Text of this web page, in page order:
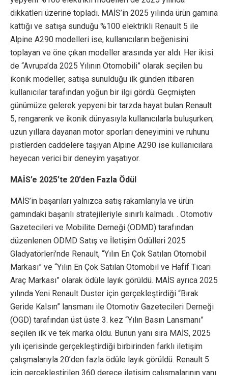
dikkatleri üzerine topladı. MAİS’in 2025 yılında ürün gamına
kattığı ve satışa sunduğu %100 elektrikli Renault 5 ile
Alpine A290 modelleri ise, kullanıcıların beğenisini
toplayan ve öne çıkan modeller arasında yer aldı. Her ikisi
de “Avrupa’da 2025 Yılının Otomobili” olarak seçilen bu
ikonik modeller, satışa sunulduğu ilk günden itibaren
kullanıcılar tarafından yoğun bir ilgi gördü. Geçmişten
günümüze gelerek yepyeni bir tarzda hayat bulan Renault
5, rengarenk ve ikonik dünyasıyla kullanıcılarla buluşurken;
uzun yıllara dayanan motor sporları deneyimini ve ruhunu
pistlerden caddelere taşıyan Alpine A290 ise kullanıcılara
heyecan verici bir deneyim yaşatıyor.
MAİS’e 2025’te 20’den Fazla Ödül
MAİS’in başarıları yalnızca satış rakamlarıyla ve ürün
gamındaki başarılı stratejileriyle sınırlı kalmadı. . Otomotiv
Gazetecileri ve Mobilite Derneği (ODMD) tarafından
düzenlenen ODMD Satış ve İletişim Ödülleri 2025
Gladyatörleri’nde Renault, “Yılın En Çok Satılan Otomobil
Markası” ve “Yılın En Çok Satılan Otomobil ve Hafif Ticari
Araç Markası” olarak ödüle layık görüldü. MAİS ayrıca 2025
yılında Yeni Renault Duster için gerçekleştirdiği “Bırak
Geride Kalsın” lansmanı ile Otomotiv Gazetecileri Derneği
(OGD) tarafından üst üste 3. kez “Yılın Basın Lansmanı”
seçilen ilk ve tek marka oldu. Bunun yanı sıra MAİS, 2025
yılı içerisinde gerçekleştirdiği birbirinden farklı iletişim
çalışmalarıyla 20’den fazla ödüle layık görüldü. Renault 5
için gerçekleştirilen 360 derece iletişim çalışmalarının yanı